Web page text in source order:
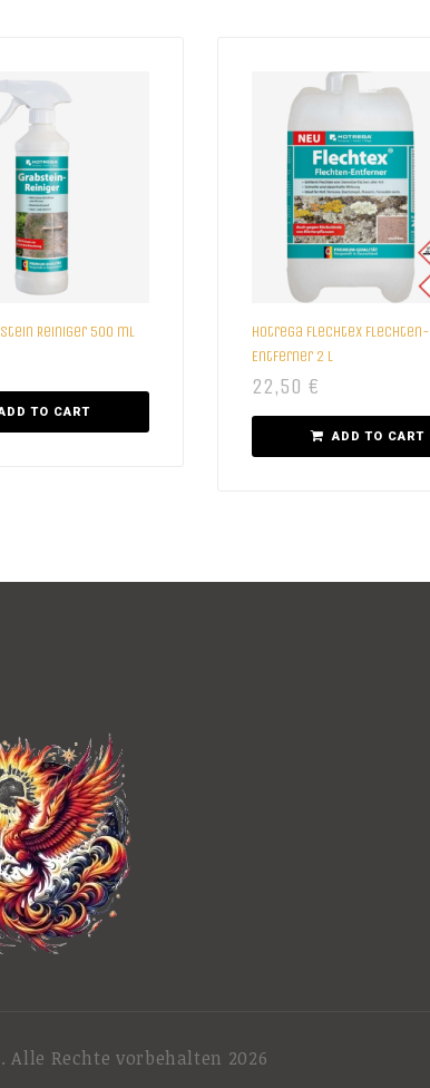
Reiniger 500 ml
TO CART
Hotrega Flechtex Flechten-
Entferner 2 l
22,50 €
ADD TO CART
Alle Rechte vorbehalten 2026